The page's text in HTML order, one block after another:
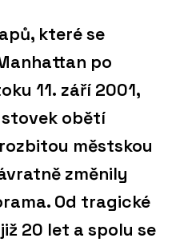
které se
po
11. září 2001,
stovek obětí
městskou
změnily
Od tragické
20 let a spolu se